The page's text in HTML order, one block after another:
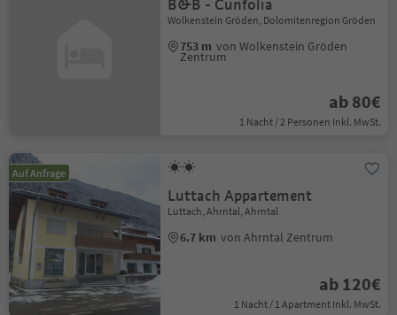
B&B - Cunfolia
Wolkenstein Gröden, Dolomitenregion Gröden
753 m von Wolkenstein Gröden
Zentrum
ab 80€
1 Nacht / 2 Personen Inkl. MwSt.
Auf Anfrage
Luttach Appartement
Luttach, Ahrntal, Ahrntal
6.7 km von Ahrntal Zentrum
ab 120€
1 Nacht / 1 Apartment Inkl. MwSt.